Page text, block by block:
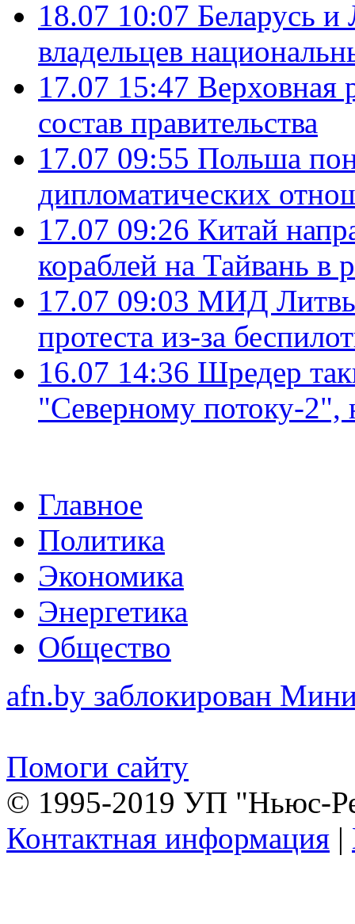
18.07 10:07 Беларусь
владельцев
17.07 15:47 Верховная
состав правительства
17.07 09:55 Польша
дипломатических
17.07 09:26 Китай
кораблей на Тайвань в
17.07 09:03 МИД Литвы
протеста из-за
16.07 14:36 Шредер
"Северному потоку-2",
Главное
Политика
Экономика
Энергетика
Общество
afn.by заблокирован
Помоги сайту
© 1995-2019 УП "Ньюс-
Контактная информация |